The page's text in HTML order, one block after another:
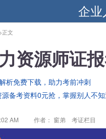
企业
正文
资源师证
析免费下载，助力考前冲刺
备考资料0元抢，掌握别人不
AM 作者： 窗弟 考证栏目